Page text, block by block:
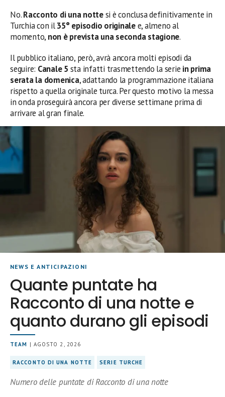
No.Racconto di una nottesi è conclusa definitivamente in
Turchia con il35° episodio originalee, almeno al
momento, non è prevista una seconda stagione.
Il pubblico italiano, però, avrà ancora molti episodi da
seguire: Canale 5 sta infatti trasmettendo la serie in prima
serata la domenica, adattando la programmazione italiana
rispetto a quella originale turca. Per questo motivo la messa
in onda proseguirà ancora per diverse settimane prima di
arrivare al gran finale.
NEWS E ANTICIPAZIONI
Quante puntate ha
Racconto di una notte e
quanto durano gli episodi
TEAM | AGOSTO 2, 2026
RACCONTO DI UNA NOTTE SERIE TURCHE
Numero delle puntate di Racconto di una notte